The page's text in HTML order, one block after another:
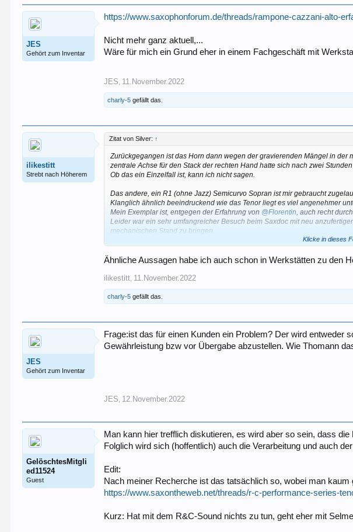
JES
Gehört zum Inventar
https://www.saxophonforum.de/threads/rampone-cazzani-alto-
Nicht mehr ganz aktuell,...
Wäre für mich ein Grund eher in einem Fachgeschäft mit
JES 11.November.2022
charly-5 gefällt das.
ilikestitt
Strebt nach Höherem
Zitat von Silver: ↑
Zurückgegangen ist das Horn dann wegen der gravierenden Mängel in
zentrale Achse für den Stack der rechten Hand hatte sich nach zwei
Ob das ein Einzelfall ist, kann ich nicht sagen.
Das andere, ein R1 (ohne Jazz) Semicurvo Sopran ist mir gebraucht
Klanglich ähnlich beeindruckend wie das Tenor liegt es viel angenehmer
Mein Exemplar ist, entgegen der Erfahrung von @Florentin , auch recht
Leider war ein sehr umfangreicher Besuch beim Saxdoc mit neu
mechanischen Stand zu bringen.
Auch hier mag es Exemplare geben, die weniger mechanische Defizite
Hoffe, das hilft.
Klicke in dieses
Ähnliche Aussagen habe ich auch schon in Werkstätten zu den
ilikestitt 11.November.2022
charly-5 gefällt das.
JES
Gehört zum Inventar
Frage:ist das für einen Kunden ein Problem? Der wird entweder
Gewährleistung bzw vor Übergabe abzustellen. Wie Thomann
JES 12.November.2022
GelöschtesMitgli
ed11524
Guest
Man kann hier trefflich diskutieren, es wird aber so sein, dass
Folglich wird sich (hoffentlich) auch die Verarbeitung und auch
Edit:
Nach meiner Recherche ist das tatsächlich so, wobei man
https://www.saxontheweb.net/threads/r-c-performance-series-
Kurz: Hat mit dem R&C-Sound nichts zu tun, geht eher mit